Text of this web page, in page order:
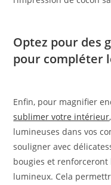
Optez pour des
pour compléter
Enfin, pour magnifier
sublimer votre intérieur
lumineuses dans vos
souligner avec
bougies et renforceront
lumineux. Cela